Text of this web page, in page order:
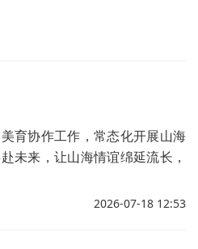
育协作工作，常态化开展山海
未来，让山海情谊绵延流长，
2026-07-18 12:53